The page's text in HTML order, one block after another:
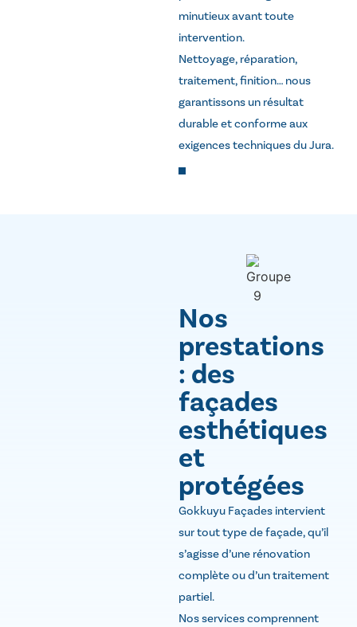
minutieux avant toute
intervention.
Nettoyage, réparation,
traitement, finition… nous
garantissons un résultat
durable et conforme aux
exigences techniques du Jura.
Nos
prestations
: des
façades
esthétiques
et
protégées
Gokkuyu Façades intervient
sur tout type de façade, qu’il
s’agisse d’une rénovation
complète ou d’un traitement
partiel.
Nos services comprennent